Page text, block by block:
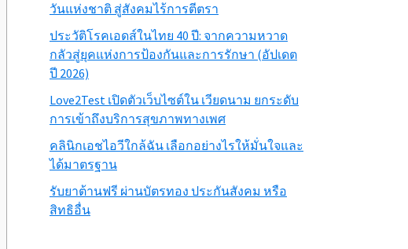
วันแห่งชาติ สู่สังคมไร้การตีตรา
ประวัติโรคเอดส์ในไทย 40 ปี: จากความหวาด
กลัวสู่ยุคแห่งการป้องกันและการรักษา (อัปเดต
ปี 2026)
Love2Test เปิดตัวเว็บไซต์ใน เวียดนาม ยกระดับ
การเข้าถึงบริการสุขภาพทางเพศ
คลินิกเอชไอวีใกล้ฉัน เลือกอย่างไรให้มั่นใจและ
ได้มาตรฐาน
รับยาต้านฟรี ผ่านบัตรทอง ประกันสังคม หรือ
สิทธิอื่น